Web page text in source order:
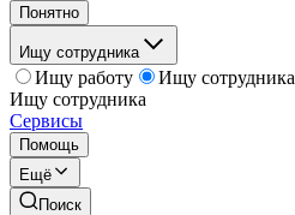
Понятно
Ищу сотрудника
Ищу работу
Ищу сотрудника
Ищу сотрудника
Сервисы
Помощь
Ещё
Поиск